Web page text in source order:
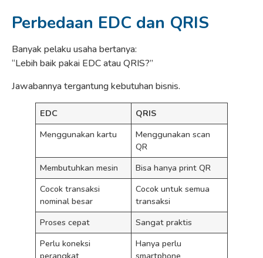
Perbedaan EDC dan QRIS
Banyak pelaku usaha bertanya:
“Lebih baik pakai EDC atau QRIS?”
Jawabannya tergantung kebutuhan bisnis.
EDC
QRIS
Menggunakan kartu
Menggunakan scan
QR
Membutuhkan mesin
Bisa hanya print QR
Cocok transaksi
nominal besar
Cocok untuk semua
transaksi
Proses cepat
Sangat praktis
Perlu koneksi
perangkat
Hanya perlu
smartphone